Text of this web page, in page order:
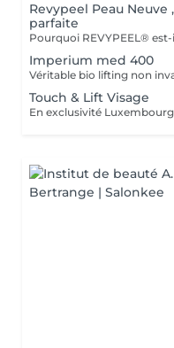
Revypeel Peau
parfaite
Imperium med 400
Touch & Lift Visage